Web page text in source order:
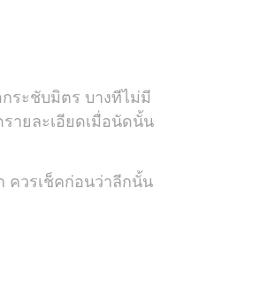
ระชับมิตร บางทีไม่มี
ายละเอียดเมื่อนัดนั้น
ควรเช็คก่อนว่าลีกนั้น